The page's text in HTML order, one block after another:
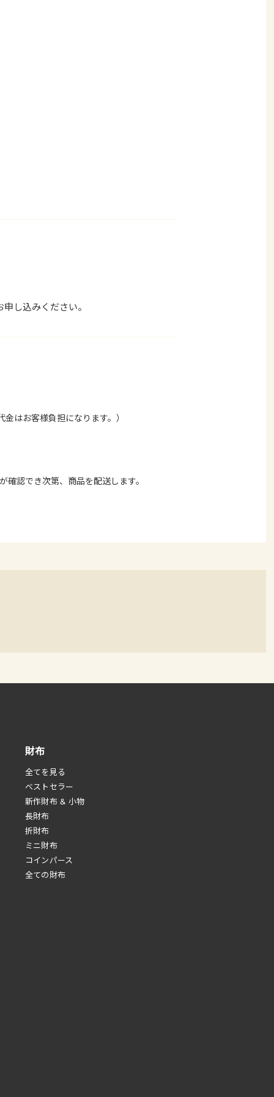
し込みください。
はお客様負担になります。）
認でき次第、商品を配送します。
財布
全てを見る
べストセラー
新作財布 & 小物
長財布
折財布
ミニ財布
コインパース
全ての財布